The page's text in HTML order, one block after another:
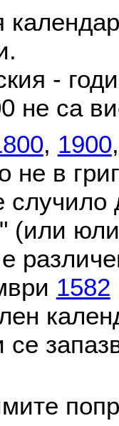
-
не са
, 1900
не в
(или
1582
се